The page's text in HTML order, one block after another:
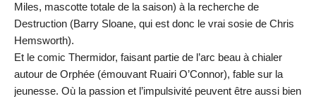
Miles, mascotte totale de la saison) à la recherche de
Destruction (Barry Sloane, qui est donc le vrai sosie de Chris
Hemsworth).
Et le comic Thermidor, faisant partie de l’arc beau à chialer
autour de Orphée (émouvant Ruairi O’Connor), fable sur la
jeunesse. Où la passion et l’impulsivité peuvent être aussi bien